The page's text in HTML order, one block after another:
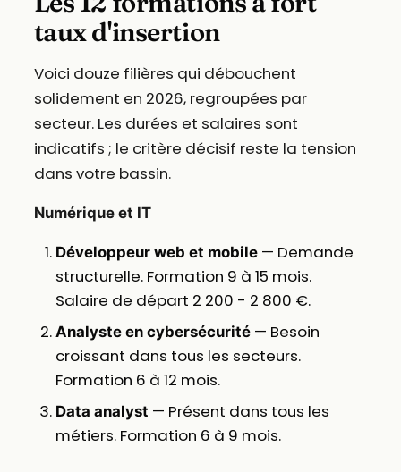
taux d'insertion
Voici douze filières qui débouchent
solidement en 2026, regroupées par
secteur. Les durées et salaires sont
indicatifs ; le critère décisif reste la tension
dans votre bassin.
Numérique et IT
Développeur web et mobile— Demande
structurelle. Formation 9 à 15 mois.
Salaire de départ 2 200 - 2 800 €.
Analyste en cybersécurité— Besoin
croissant dans tous les secteurs.
Formation 6 à 12 mois.
Data analyst — Présent dans tous les
métiers. Formation 6 à 9 mois.